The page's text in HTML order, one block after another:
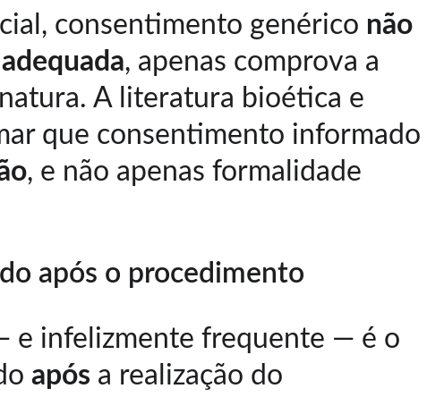
consentimento genérico não
, apenas comprova a
A literatura bioética e
que consentimento informado
, e não apenas formalidade
após o procedimento
e infelizmente frequente — é o
após a realização do